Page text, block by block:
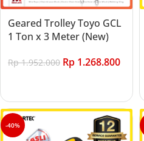
Geared Trolley Toyo GCL
1 Ton x 3 Meter (New)
Rp1.952.000 Rp 1.268.800
-40%